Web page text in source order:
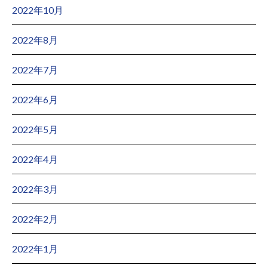
2022年10月
2022年8月
2022年7月
2022年6月
2022年5月
2022年4月
2022年3月
2022年2月
2022年1月